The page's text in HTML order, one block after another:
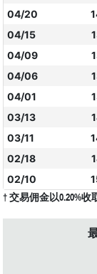
04/20
04/15
04/09
04/06
04/01
03/13
03/11
02/18
02/10
† 交易佣金以0.20%收